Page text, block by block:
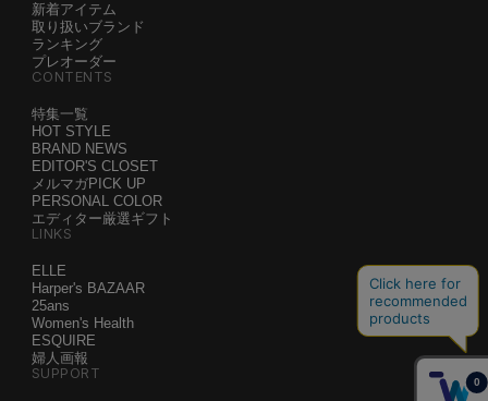
新着アイテム
取り扱いブランド
ランキング
プレオーダー
CONTENTS
特集一覧
HOT STYLE
BRAND NEWS
EDITOR'S CLOSET
メルマガPICK UP
PERSONAL COLOR
エディター厳選ギフト
LINKS
ELLE
Harper's BAZAAR
25ans
Women's Health
ESQUIRE
婦人画報
SUPPORT